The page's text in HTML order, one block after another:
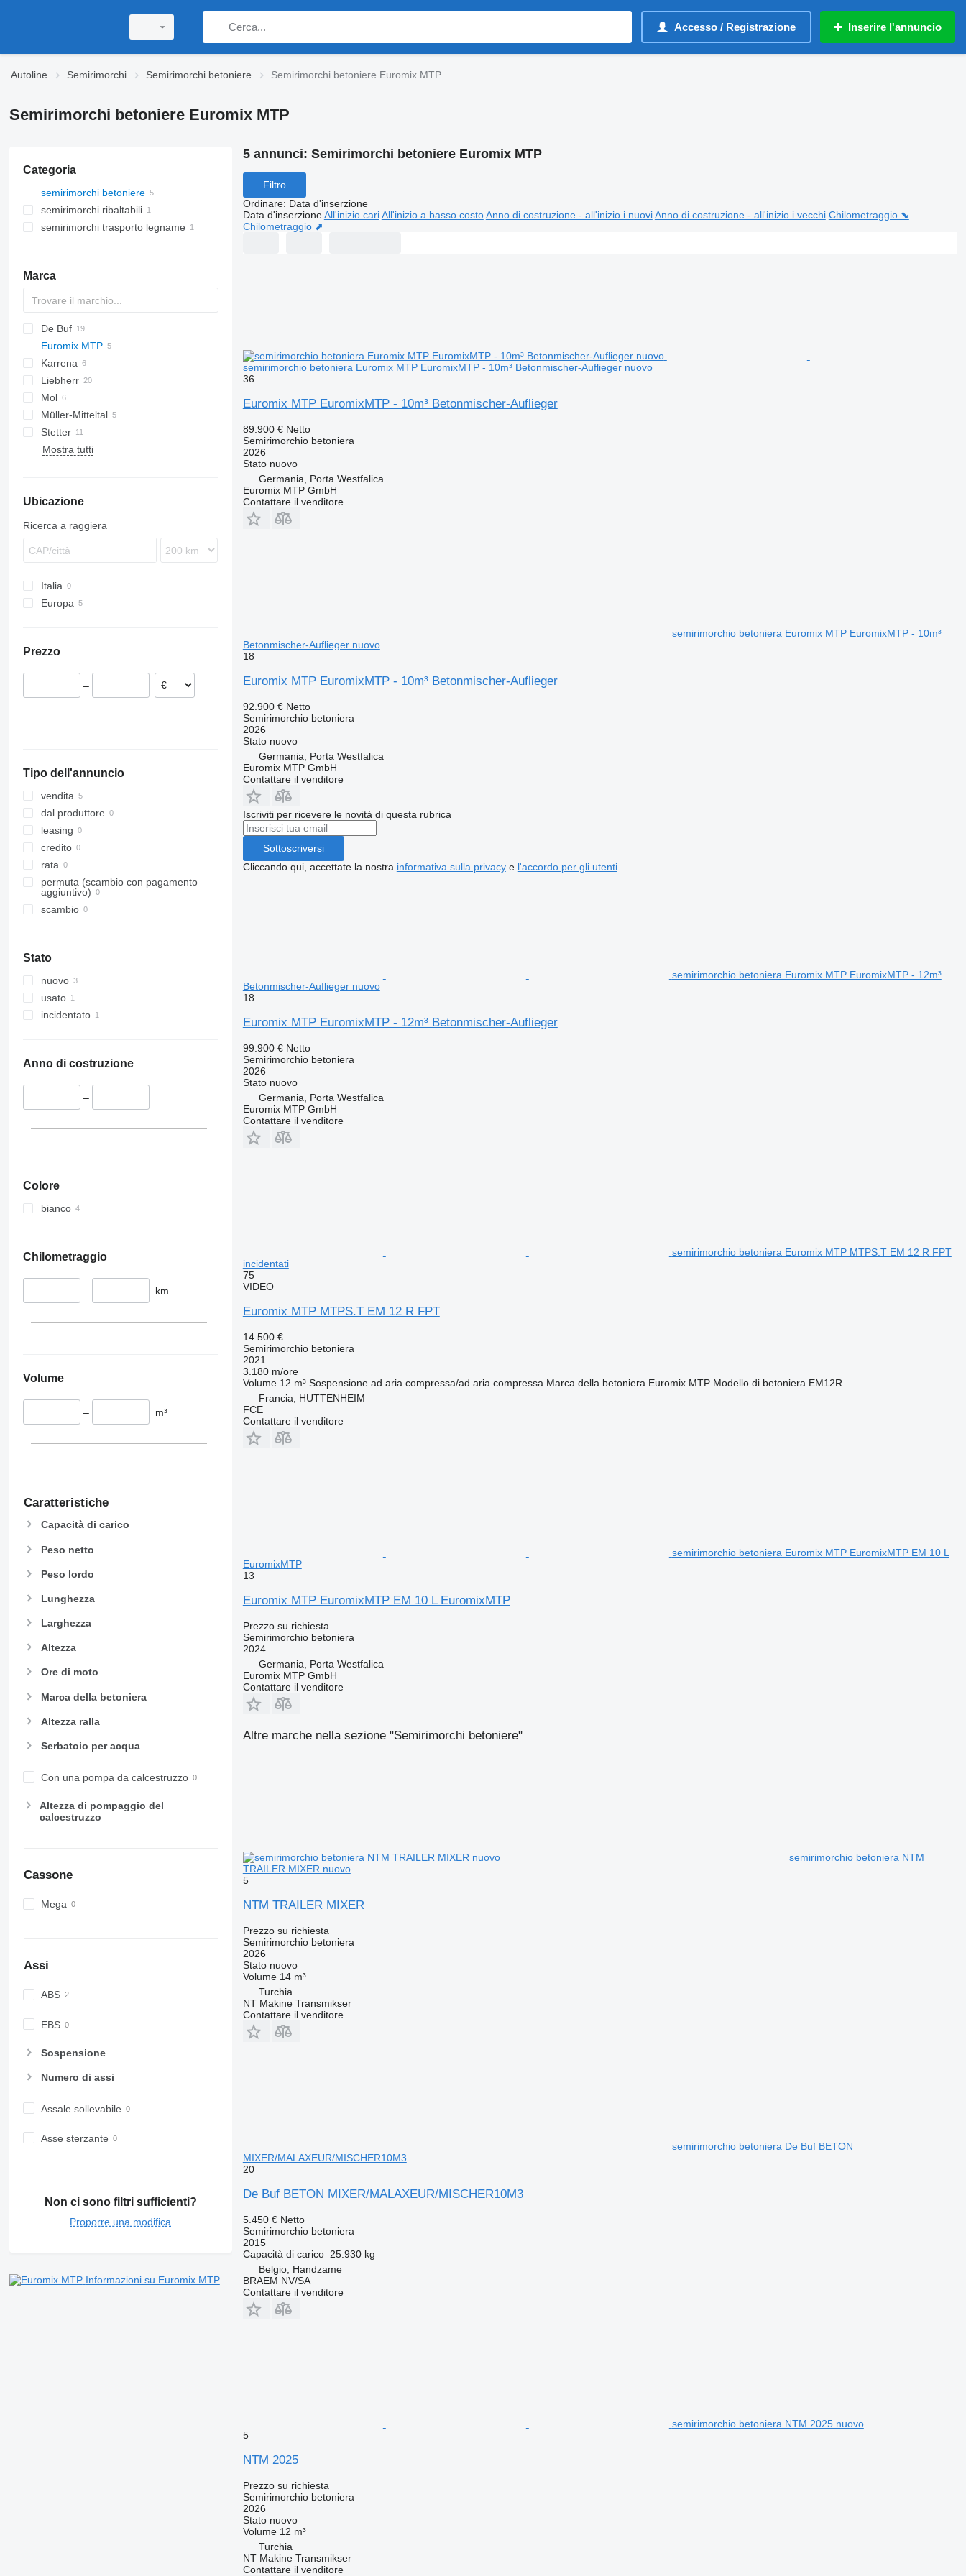
Accesso / Registrazione Inserire l'annuncio
Autoline Semirimorchi Semirimorchi betoniere Semirimorchi betoniere Euromix MTP
Semirimorchi betoniere Euromix MTP
Categoria
semirimorchi betoniere
semirimorchi ribaltabili
semirimorchi trasporto legname
Marca
De Buf
Euromix MTP
EM
EM 12 R
FLO
Karrena
Liebherr
HTM
TGA
Mol
Müller-Mitteltal
ROC
Stetter
AM
Mostra tutti
Ubicazione
Ricerca a raggiera
Italia
Europa
Prezzo
–
Tipo dell'annuncio
vendita
dal produttore
leasing
credito
rata
permuta (scambio con pagamento
aggiuntivo)
scambio
Stato
nuovo
usato
incidentato
Anno di costruzione
–
Colore
bianco
Chilometraggio
– km
Volume
– m³
Caratteristiche
Capacità di carico
Peso netto
Peso lordo
Lunghezza
Larghezza
Altezza
Ore di moto
Marca della betoniera
Altezza ralla
Serbatoio per acqua
Con una pompa da calcestruzzo
Altezza di pompaggio del
calcestruzzo
Cassone
Mega
Assi
ABS
EBS
Sospensione
Numero di assi
Assale sollevabile
Asse sterzante
Non ci sono filtri sufficienti?
Proporre una modifica
Informazioni su Euromix MTP
5 annunci: Semirimorchi betoniere Euromix MTP
Filtro
Ordinare: Data d'inserzione
Data d'inserzione All'inizio cari All'inizio a basso costo Anno di costruzione - all'inizio i nuovi Anno di costruzione - all'inizio i vecchi Chilometraggio ⬊
Chilometraggio ⬈
semirimorchio betoniera Euromix MTP EuromixMTP - 10m³ Betonmischer-Auflieger nuovo
36
Euromix MTP EuromixMTP - 10m³ Betonmischer-Auflieger
89.900 € Netto
Semirimorchio betoniera
2026
Statonuovo
Germania, Porta Westfalica
Euromix MTP GmbH
Contattare il venditore
semirimorchio betoniera Euromix MTP EuromixMTP - 10m³
Betonmischer-Auflieger nuovo
18
Euromix MTP EuromixMTP - 10m³ Betonmischer-Auflieger
92.900 € Netto
Semirimorchio betoniera
2026
Statonuovo
Germania, Porta Westfalica
Euromix MTP GmbH
Contattare il venditore
Iscriviti per ricevere le novità di questa rubrica
Sottoscriversi
Cliccando qui, accettate la nostra informativa sulla privacye l'accordo per gli utenti.
semirimorchio betoniera Euromix MTP EuromixMTP - 12m³
Betonmischer-Auflieger nuovo
18
Euromix MTP EuromixMTP - 12m³ Betonmischer-Auflieger
99.900 € Netto
Semirimorchio betoniera
2026
Statonuovo
Germania, Porta Westfalica
Euromix MTP GmbH
Contattare il venditore
semirimorchio betoniera Euromix MTP MTPS.T EM 12 R FPT
incidentati
75
VIDEO
Euromix MTP MTPS.T EM 12 R FPT
14.500 €
Semirimorchio betoniera
2021
3.180 m/ore
Volume 12 m³ Sospensione ad aria compressa/ad aria compressa Marca della betoniera Euromix MTP Modello di betoniera EM12R
Francia, HUTTENHEIM
FCE
Contattare il venditore
semirimorchio betoniera Euromix MTP EuromixMTP EM 10 L
EuromixMTP
13
Euromix MTP EuromixMTP EM 10 L EuromixMTP
Prezzo su richiesta
Semirimorchio betoniera
2024
Germania, Porta Westfalica
Euromix MTP GmbH
Contattare il venditore
Altre marche nella sezione "Semirimorchi betoniere"
semirimorchio betoniera NTM
TRAILER MIXER nuovo
5
NTM TRAILER MIXER
Prezzo su richiesta
Semirimorchio betoniera
2026
Statonuovo
Volume 14 m³
Turchia
NT Makine Transmikser
Contattare il venditore
semirimorchio betoniera De Buf BETON
MIXER/MALAXEUR/MISCHER10M3
20
De Buf BETON MIXER/MALAXEUR/MISCHER10M3
5.450 € Netto
Semirimorchio betoniera
2015
Capacità di carico 25.930 kg
Belgio, Handzame
BRAEM NV/SA
Contattare il venditore
semirimorchio betoniera NTM 2025 nuovo
5
NTM 2025
Prezzo su richiesta
Semirimorchio betoniera
2026
Statonuovo
Volume 12 m³
Turchia
NT Makine Transmikser
Contattare il venditore